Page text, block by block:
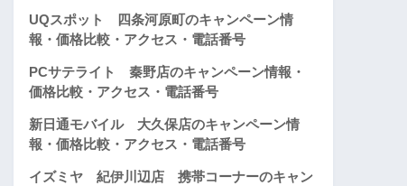
UQスポット 四条河原町のキャンペーン情
報・価格比較・アクセス・電話番号
PCサテライト 秦野店のキャンペーン情報・
価格比較・アクセス・電話番号
新日通モバイル 大久保店のキャンペーン情
報・価格比較・アクセス・電話番号
イズミヤ 紀伊川辺店 携帯コーナーのキャン